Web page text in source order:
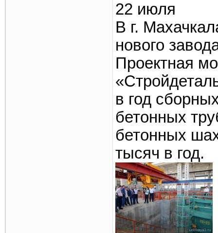
22 июля
В г.
нового
Проектная
в год
бетонных
бетонных
тысяч в год.